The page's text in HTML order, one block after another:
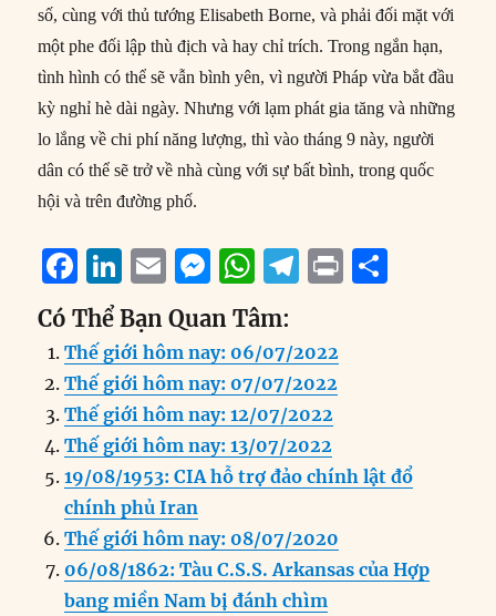
số, cùng với thủ tướng Elisabeth Borne, và phải đối mặt với
một phe đối lập thù địch và hay chỉ trích. Trong ngắn hạn,
tình hình có thể sẽ vẫn bình yên, vì người Pháp vừa bắt đầu
kỳ nghỉ hè dài ngày. Nhưng với lạm phát gia tăng và những
lo lắng về chi phí năng lượng, thì vào tháng 9 này, người
dân có thể sẽ trở về nhà cùng với sự bất bình, trong quốc
hội và trên đường phố.
F
a
c
e
b
o
o
k
Li
n
k
e
d
I
n
E
m
ai
l
M
e
ss
e
n
g
er
W
h
at
s
A
p
p
T
e
g
r
a
m
P
Có Thể Bạn Quan Tâm:
Thế giới hôm nay: 06/07/2022
Thế giới hôm nay: 07/07/2022
Thế giới hôm nay: 12/07/2022
Thế giới hôm nay: 13/07/2022
19/08/1953: CIA hỗ trợ đảo chính lật đổ
chính phủ Iran
Thế giới hôm nay: 08/07/2020
06/08/1862: Tàu C.S.S. Arkansas của Hợp
bang miền Nam bị đánh chìm